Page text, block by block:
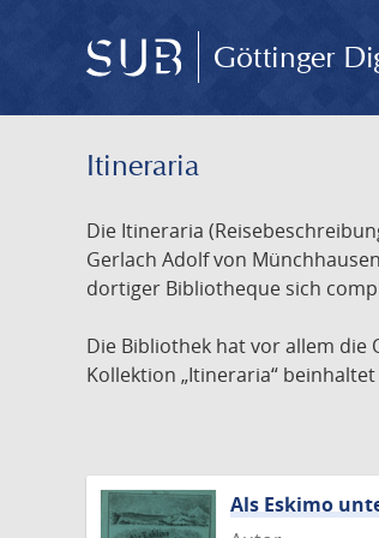
Göttinger
Itineraria
Die Itineraria
Gerlach Adolf von
dortiger Bibliotheque sich
Die Bibliothek hat vor allem die
Kollektion „Itineraria“
Als Eskimo